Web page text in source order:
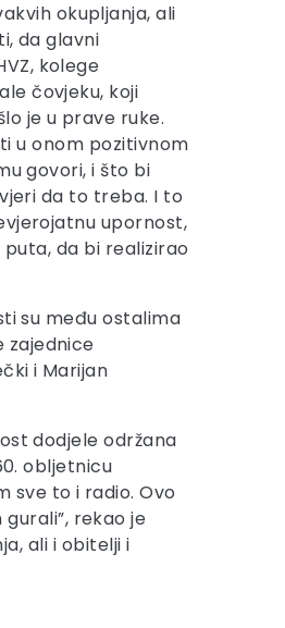
okupljanja, ali
da glavni
kolege
čovjeku, koji
je u prave ruke.
u onom pozitivnom
govori, i što bi
da to treba. I to
upornost,
da bi realizirao
su među ostalima
zajednice
i Marijan
dodjele održana
obljetnicu
sve to i radio. Ovo
rekao je
ali i obitelji i